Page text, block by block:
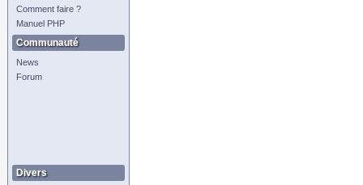
Comment faire ?
Manuel PHP
Communauté
News
Forum
Divers